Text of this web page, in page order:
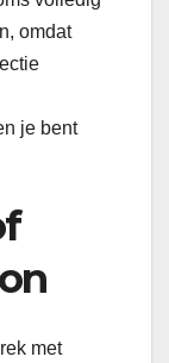
omdat
je bent
met